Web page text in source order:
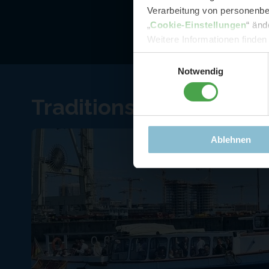
Verarbeitung von
„Cookie-Einstellungen“
Weitere Informationen
Notwendig
Ablehnen
Traditionsbarkasse
-
-